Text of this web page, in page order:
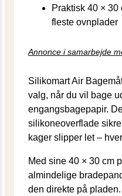
Praktisk 40 ×
fleste ovnplader
Annonce i samarbejde
Silikomart Air
valg, når du vil bage
engangsbagepapir.
silikoneoverflade
kager slipper let –
Med sine 40 × 30 cm
almindelige
den direkte på